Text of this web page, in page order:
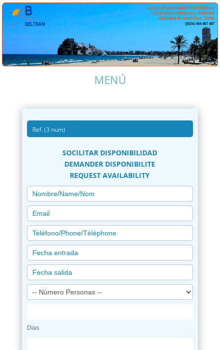
SOCILITAR DISPONIBILIDAD
DEMANDER DISPONIBILITE
REQUEST AVAILABILITY
PETICION
RESERVA
Dias